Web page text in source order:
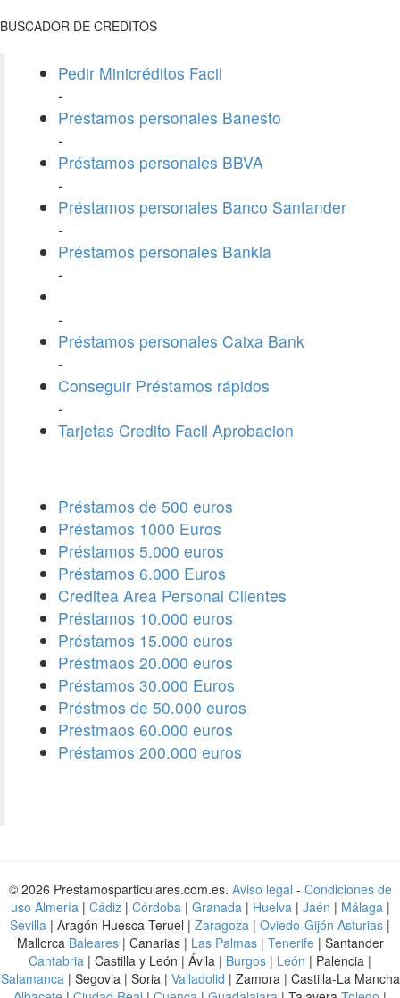
BUSCADOR DE CREDITOS
Pedir Minicréditos Facil
-
Préstamos personales Banesto
-
Préstamos personales BBVA
-
Préstamos personales Banco Santander
-
Préstamos personales Bankia
-
-
Préstamos personales Caixa Bank
-
Conseguir Préstamos rápidos
-
Tarjetas Credito Facil Aprobacion
Préstamos de 500 euros
Préstamos 1000 Euros
Préstamos 5.000 euros
Préstamos 6.000 Euros
Creditea Area Personal Clientes
Préstamos 10.000 euros
Préstamos 15.000 euros
Préstmaos 20.000 euros
Préstamos 30.000 Euros
Préstmos de 50.000 euros
Préstmaos 60.000 euros
Préstamos 200.000 euros
© 2026 Prestamosparticulares.com.es. Aviso legal - Condiciones de
uso Almería| Cádiz| Córdoba| Granada| Huelva| Jaén | Málaga|
Sevilla | Aragón Huesca Teruel | Zaragoza | Oviedo-Gijón Asturias |
Mallorca Baleares| Canarias | Las Palmas| Tenerife| Santander
Cantabria | Castilla y León | Ávila | Burgos | León | Palencia |
Salamanca| Segovia | Soria | Valladolid | Zamora | Castilla-La Mancha